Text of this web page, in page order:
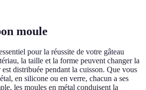
moule
pour la réussite de votre gâteau
la taille et la forme peuvent changer la
distribuée pendant la cuisson. Que vous
en silicone ou en verre, chacun a ses
les moules en métal conduisent la